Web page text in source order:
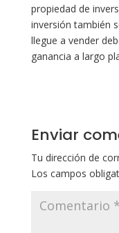
propiedad de
inversión también
llegue a vender
ganancia a largo
Enviar
Tu dirección de
Los campos